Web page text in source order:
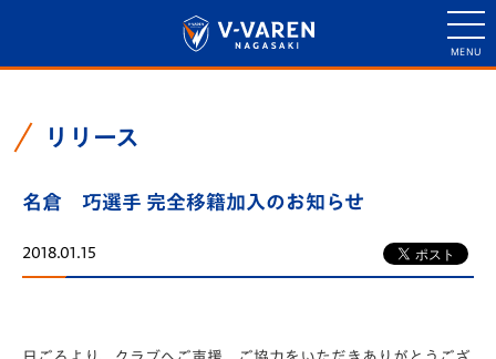
リリース
名倉 巧選手 完全移籍加入のお知らせ
2018.01.15